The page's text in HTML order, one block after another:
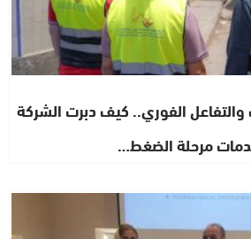
الفوري.. كيف دبرت الشركة
مرحلة الضغط…